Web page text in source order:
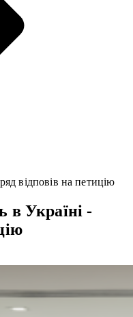
відповів на петицію
в Україні -